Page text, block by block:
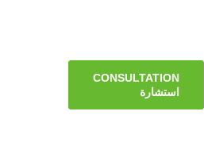
CONSULTATION
استشارة